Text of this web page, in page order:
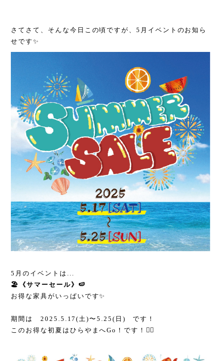
さてさて、そんな今日この頃ですが、5月イベントのお知ら
せです✨
5月のイベントは...
🏖️《サマーセール》🍉
お得な家具がいっぱいです✨
期間は 2025.5.17(土)〜5.25(日) です！
このお得な初夏はひらやまへGo！です！🏃‍♂️